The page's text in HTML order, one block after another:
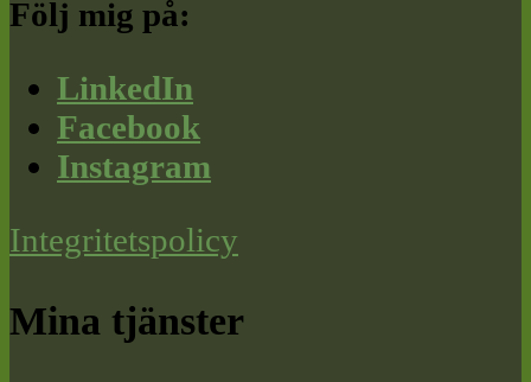
Följ mig på:
LinkedIn
Facebook
Instagram
Integritetspolicy
Mina tjänster